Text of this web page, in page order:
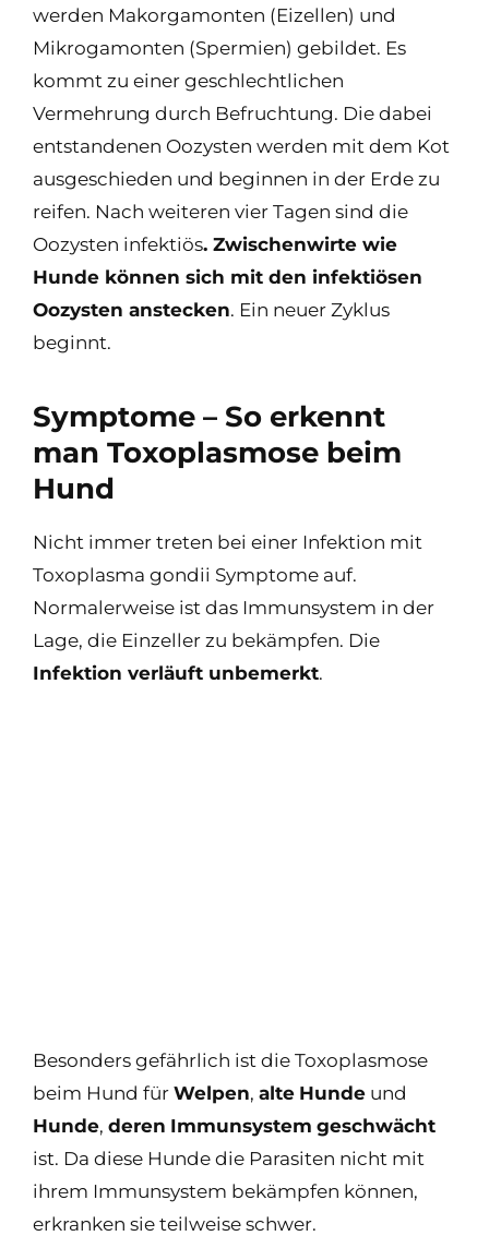
werden Makorgamonten (Eizellen) und
Mikrogamonten (Spermien) gebildet. Es
kommt zu einer geschlechtlichen
Vermehrung durch Befruchtung. Die dabei
entstandenen Oozysten werden mit dem Kot
ausgeschieden und beginnen in der Erde zu
reifen. Nach weiteren vier Tagen sind die
Oozysten infektiös. Zwischenwirte wie
Hunde können sich mit den infektiösen
Oozysten anstecken. Ein neuer Zyklus
beginnt.
Symptome – So erkennt
man Toxoplasmose beim
Hund
Nicht immer treten bei einer Infektion mit
Toxoplasma gondii Symptome auf.
Normalerweise ist das Immunsystem in der
Lage, die Einzeller zu bekämpfen. Die
Infektion verläuft unbemerkt.
Besonders gefährlich ist die Toxoplasmose
beim Hund für Welpen, alte Hunde und
Hunde, deren Immunsystem geschwächt
ist. Da diese Hunde die Parasiten nicht mit
ihrem Immunsystem bekämpfen können,
erkranken sie teilweise schwer.